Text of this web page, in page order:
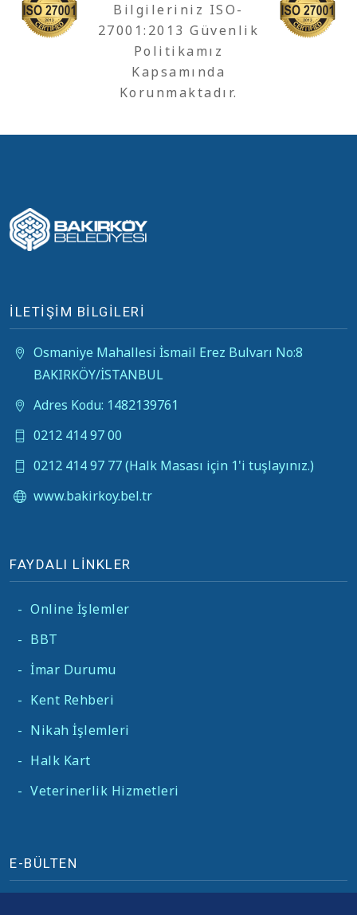
Bilgileriniz ISO-
27001:2013 Güvenlik
Politikamız
Kapsamında
Korunmaktadır.
İLETİŞİM BİLGİLERİ
Osmaniye Mahallesi İsmail Erez Bulvarı No:8
BAKIRKÖY/İSTANBUL
Adres Kodu: 1482139761
0212 414 97 00
0212 414 97 77 (Halk Masası için 1'i tuşlayınız.)
www.bakirkoy.bel.tr
FAYDALI LİNKLER
- Online İşlemler
- BBT
- İmar Durumu
- Kent Rehberi
- Nikah İşlemleri
- Halk Kart
- Veterinerlik Hizmetleri
E-BÜLTEN